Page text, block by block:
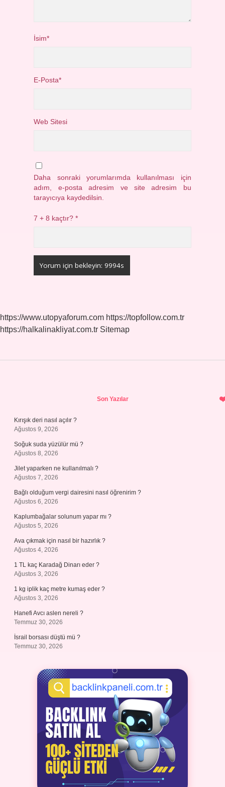
İsim*
E-Posta*
Web Sitesi
Daha sonraki yorumlarımda kullanılması için
adım, e-posta adresim ve site adresim bu
tarayıcıya kaydedilsin.
7 + 8 kaçtır?*
https://www.utopyaforum.com https://topfollow.com.tr
https://halkalinakliyat.com.tr Sitemap
Son Yazılar
Kırışık deri nasıl açılır ?
Ağustos 9, 2026
Soğuk suda yüzülür mü ?
Ağustos 8, 2026
Jilet yaparken ne kullanılmalı ?
Ağustos 7, 2026
Bağlı olduğum vergi dairesini nasıl öğrenirim ?
Ağustos 6, 2026
Kaplumbağalar solunum yapar mı ?
Ağustos 5, 2026
Ava çıkmak için nasıl bir hazırlık ?
Ağustos 4, 2026
1 TL kaç Karadağ Dinarı eder ?
Ağustos 3, 2026
1 kg iplik kaç metre kumaş eder ?
Ağustos 3, 2026
Hanefi Avcı aslen nereli ?
Temmuz 30, 2026
İsrail borsası düştü mü ?
Temmuz 30, 2026